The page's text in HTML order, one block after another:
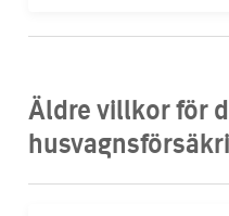
Äldre villkor för